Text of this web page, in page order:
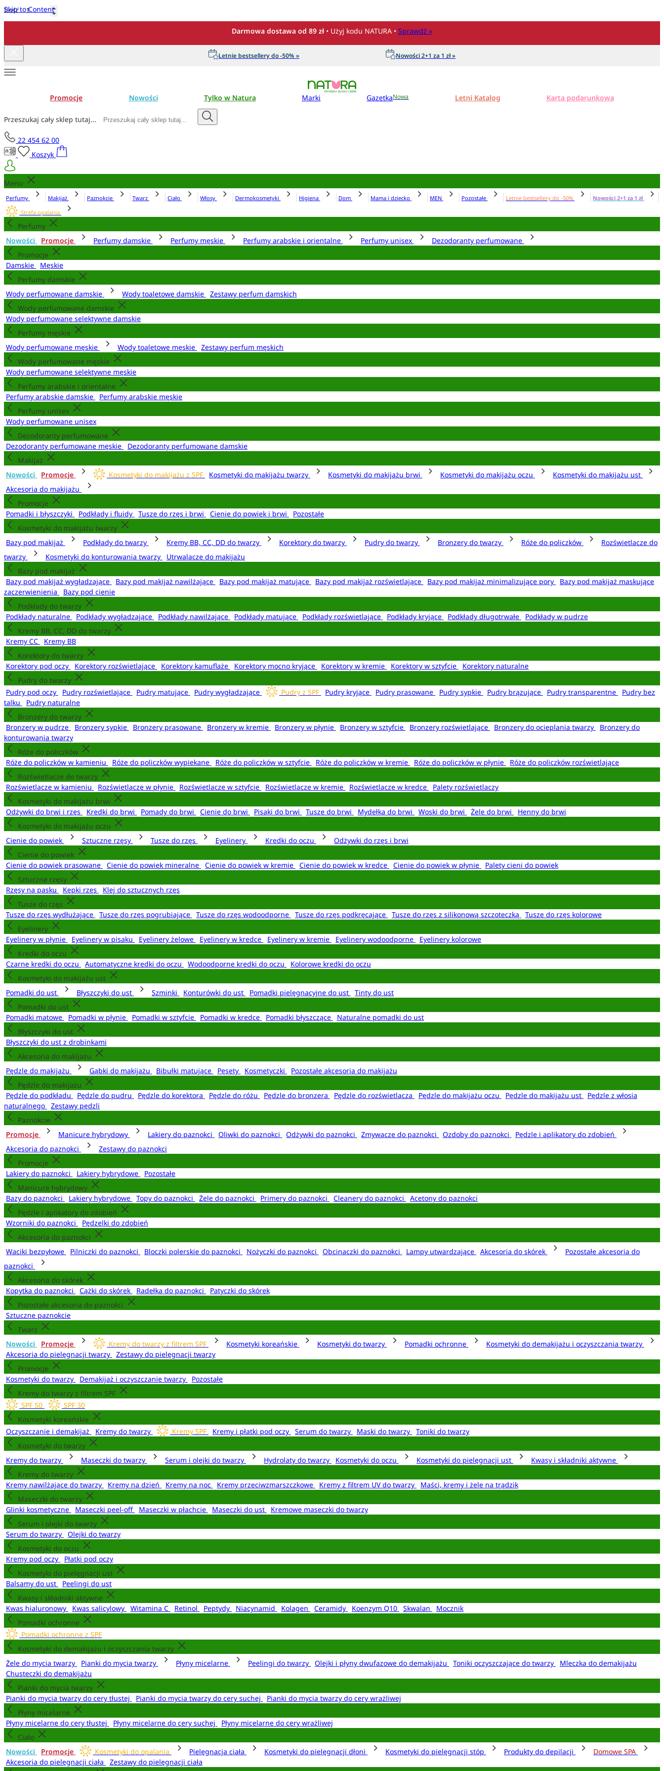
Skip to Content
Darmowa dostawa od 89 zł • Użyj kodu NATURA • Sprawdź »
Letnie bestsellery do -50% » Nowości 2+1 za 1 zł »
Promocje Nowości Tylko w Natura Marki GazetkaNowa Letni Katalog Karta podarunkowa
Przeszukaj cały sklep tutaj...
22 454 62 00
Koszyk
Menu
Perfumy Makijaż Paznokcie Twarz Ciało Włosy Dermokosmetyki Higiena Dom Mama i dziecko MEN Pozostałe Letnie bestsellery do -50%
Nowości 2+1 za 1 zł
Strefa opalania
Perfumy
Nowości
Promocje Perfumy damskie Perfumy męskie Perfumy arabskie i orientalne Perfumy unisex
Dezodoranty perfumowane
Promocje
Damskie
Męskie
Perfumy damskie
Wody perfumowane damskie
Wody toaletowe damskie
Zestawy perfum damskich
Wody perfumowane damskie
Wody perfumowane selektywne damskie
Perfumy męskie
Wody perfumowane męskie
Wody toaletowe męskie
Zestawy perfum męskich
Wody perfumowane męskie
Wody perfumowane selektywne męskie
Perfumy arabskie i orientalne
Perfumy arabskie damskie
Perfumy arabskie męskie
Perfumy unisex
Wody perfumowane unisex
Dezodoranty perfumowane
Dezodoranty perfumowane męskie
Dezodoranty perfumowane damskie
Makijaż
Nowości
Promocje Kosmetyki do makijażu z SPF Kosmetyki do makijażu twarzy Kosmetyki do makijażu brwi Kosmetyki do makijażu oczu
Kosmetyki do makijażu ust
Akcesoria do makijażu
Promocje
Pomadki i błyszczyki
Podkłady i fluidy Tusze do rzęs i brwi Cienie do powiek i brwi
Pozostałe
Kosmetyki do makijażu twarzy
Bazy pod makijaż
Podkłady do twarzy Kremy BB, CC, DD do twarzy Korektory do twarzy Pudry do twarzy Bronzery do twarzy Róże do policzków
Rozświetlacze do
twarzy
Kosmetyki do konturowania twarzy
Utrwalacze do makijażu
Bazy pod makijaż
Bazy pod makijaż wygładzające
Bazy pod makijaż nawilżające Bazy pod makijaż matujące Bazy pod makijaż rozświetlające Bazy pod makijaż minimalizujące pory
Bazy pod makijaż maskujące
zaczerwienienia
Bazy pod cienie
Podkłady do twarzy
Podkłady naturalne
Podkłady wygładzające Podkłady nawilżające Podkłady matujące Podkłady rozświetlające Podkłady kryjące Podkłady długotrwałe
Podkłady w pudrze
Kremy BB, CC, DD do twarzy
Kremy CC
Kremy BB
Korektory do twarzy
Korektory pod oczy
Korektory rozświetlające Korektory kamuflaże Korektory mocno kryjące Korektory w kremie Korektory w sztyfcie
Korektory naturalne
Pudry do twarzy
Pudry pod oczy
Pudry rozświetlające Pudry matujące Pudry wygładzające Pudry z SPF Pudry kryjące Pudry prasowane Pudry sypkie Pudry brązujące Pudry transparentne
Pudry bez
talku
Pudry naturalne
Bronzery do twarzy
Bronzery w pudrze
Bronzery sypkie Bronzery prasowane Bronzery w kremie Bronzery w płynie Bronzery w sztyfcie Bronzery rozświetlające Bronzery do ocieplania twarzy
Bronzery do
konturowania twarzy
Róże do policzków
Róże do policzków w kamieniu
Róże do policzków wypiekane Róże do policzków w sztyfcie Róże do policzków w kremie Róże do policzków w płynie
Róże do policzków rozświetlające
Rozświetlacze do twarzy
Rozświetlacze w kamieniu
Rozświetlacze w płynie Rozświetlacze w sztyfcie Rozświetlacze w kremie Rozświetlacze w kredce
Palety rozświetlaczy
Kosmetyki do makijażu brwi
Odżywki do brwi i rzęs
Kredki do brwi Pomady do brwi Cienie do brwi Pisaki do brwi Tusze do brwi Mydełka do brwi Woski do brwi Żele do brwi
Henny do brwi
Kosmetyki do makijażu oczu
Cienie do powiek
Sztuczne rzęsy Tusze do rzęs Eyelinery Kredki do oczu
Odżywki do rzęs i brwi
Cienie do powiek
Cienie do powiek prasowane
Cienie do powiek mineralne Cienie do powiek w kremie Cienie do powiek w kredce Cienie do powiek w płynie
Palety cieni do powiek
Sztuczne rzęsy
Rzęsy na pasku
Kępki rzęs
Klej do sztucznych rzęs
Tusze do rzęs
Tusze do rzęs wydłużające
Tusze do rzęs pogrubiające Tusze do rzęs wodoodporne Tusze do rzęs podkręcające Tusze do rzęs z silikonową szczoteczką
Tusze do rzęs kolorowe
Eyelinery
Eyelinery w płynie
Eyelinery w pisaku Eyelinery żelowe Eyelinery w kredce Eyelinery w kremie Eyelinery wodoodporne
Eyelinery kolorowe
Kredki do oczu
Czarne kredki do oczu
Automatyczne kredki do oczu Wodoodporne kredki do oczu
Kolorowe kredki do oczu
Kosmetyki do makijażu ust
Pomadki do ust
Błyszczyki do ust Szminki Konturówki do ust Pomadki pielęgnacyjne do ust
Tinty do ust
Pomadki do ust
Pomadki matowe
Pomadki w płynie Pomadki w sztyfcie Pomadki w kredce Pomadki błyszczące
Naturalne pomadki do ust
Błyszczyki do ust
Błyszczyki do ust z drobinkami
Akcesoria do makijażu
Pędzle do makijażu
Gąbki do makijażu Bibułki matujące Pęsety Kosmetyczki
Pozostałe akcesoria do makijażu
Pędzle do makijażu
Pędzle do podkładu
Pędzle do pudru Pędzle do korektora Pędzle do różu Pędzle do bronzera Pędzle do rozświetlacza Pędzle do makijażu oczu Pędzle do makijażu ust
Pędzle z włosia
naturalnego
Zestawy pędzli
Paznokcie
Promocje
Manicure hybrydowy Lakiery do paznokci Oliwki do paznokci Odżywki do paznokci Zmywacze do paznokci Ozdoby do paznokci
Pędzle i aplikatory do zdobień
Akcesoria do paznokci
Zestawy do paznokci
Promocje
Lakiery do paznokci
Lakiery hybrydowe
Pozostałe
Manicure hybrydowy
Bazy do paznokci
Lakiery hybrydowe Topy do paznokci Żele do paznokci Primery do paznokci Cleanery do paznokci
Acetony do paznokci
Pędzle i aplikatory do zdobień
Wzorniki do paznokci
Pędzelki do zdobień
Akcesoria do paznokci
Waciki bezpyłowe
Pilniczki do paznokci Bloczki polerskie do paznokci Nożyczki do paznokci Obcinaczki do paznokci Lampy utwardzające Akcesoria do skórek
Pozostałe akcesoria do
paznokci
Akcesoria do skórek
Kopytka do paznokci
Cążki do skórek Radełka do paznokci
Patyczki do skórek
Pozostałe akcesoria do paznokci
Sztuczne paznokcie
Twarz
Nowości
Promocje Kremy do twarzy z filtrem SPF Kosmetyki koreańskie Kosmetyki do twarzy Pomadki ochronne
Kosmetyki do demakijażu i oczyszczania twarzy
Akcesoria do pielęgnacji twarzy
Zestawy do pielęgnacji twarzy
Promocje
Kosmetyki do twarzy
Demakijaż i oczyszczanie twarzy
Pozostałe
Kremy do twarzy z filtrem SPF
SPF 50
SPF 30
Kosmetyki koreańskie
Oczyszczanie i demakijaż
Kremy do twarzy Kremy SPF Kremy i płatki pod oczy Serum do twarzy Maski do twarzy
Toniki do twarzy
Kosmetyki do twarzy
Kremy do twarzy
Maseczki do twarzy Serum i olejki do twarzy Hydrolaty do twarzy Kosmetyki do oczu Kosmetyki do pielęgnacji ust
Kwasy i składniki aktywne
Kremy do twarzy
Kremy nawilżające do twarzy
Kremy na dzień Kremy na noc Kremy przeciwzmarszczkowe Kremy z filtrem UV do twarzy
Maści, kremy i żele na trądzik
Maseczki do twarzy
Glinki kosmetyczne
Maseczki peel-off Maseczki w płachcie Maseczki do ust
Kremowe maseczki do twarzy
Serum i olejki do twarzy
Serum do twarzy
Olejki do twarzy
Kosmetyki do oczu
Kremy pod oczy
Płatki pod oczy
Kosmetyki do pielęgnacji ust
Balsamy do ust
Peelingi do ust
Kwasy i składniki aktywne
Kwas hialuronowy
Kwas salicylowy Witamina C Retinol Peptydy Niacynamid Kolagen Ceramidy Koenzym Q10 Skwalan
Mocznik
Pomadki ochronne
Pomadki ochronne z SPF
Kosmetyki do demakijażu i oczyszczania twarzy
Żele do mycia twarzy
Pianki do mycia twarzy Płyny micelarne Peelingi do twarzy Olejki i płyny dwufazowe do demakijażu Toniki oczyszczające do twarzy
Mleczka do demakijażu
Chusteczki do demakijażu
Pianki do mycia twarzy
Pianki do mycia twarzy do cery tłustej
Pianki do mycia twarzy do cery suchej
Pianki do mycia twarzy do cery wrażliwej
Płyny micelarne
Płyny micelarne do cery tłustej
Płyny micelarne do cery suchej
Płyny micelarne do cery wrażliwej
Ciało
Nowości
Promocje Kosmetyki do opalania Pielęgnacja ciała Kosmetyki do pielęgnacji dłoni Kosmetyki do pielęgnacji stóp Produkty do depilacji
Domowe SPA
Akcesoria do pielęgnacji ciała
Zestawy do pielęgnacji ciała
Ilość